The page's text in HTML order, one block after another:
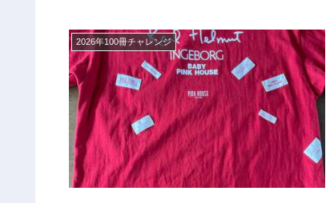
2026年100冊チャレンジ